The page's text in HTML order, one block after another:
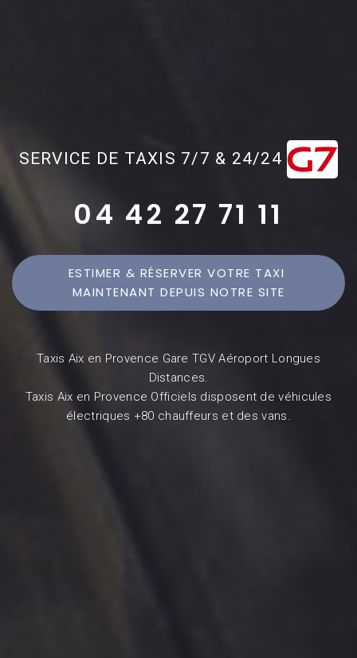
SERVICE DE TAXIS 7/7 & 24/24
04 42 27 71 11
ESTIMER & RÉSERVER VOTRE TAXI
MAINTENANT DEPUIS NOTRE SITE
Taxis Aix en Provence Gare TGV Aéroport Longues
Distances.
Taxis Aix en Provence Officiels disposent de véhicules
électriques +80 chauffeurs et des vans.